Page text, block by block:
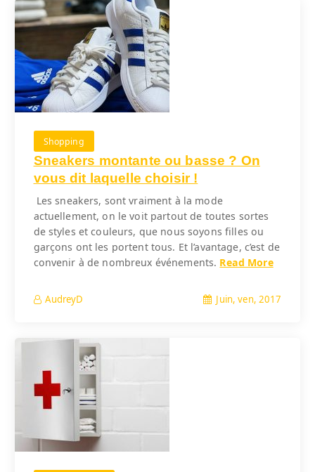
Shopping
Sneakers montante ou basse ? On
vous dit laquelle choisir !
Les sneakers, sont vraiment à la mode
actuellement, on le voit partout de toutes sortes
de styles et couleurs, que nous soyons filles ou
garçons ont les portent tous. Et l’avantage, c’est de
convenir à de nombreux événements. Read More
AudreyD Juin, ven, 2017